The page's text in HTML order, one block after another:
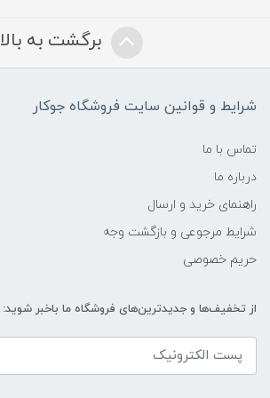
برگشت به بالا
شرایط و قوانین سایت فروشگاه جوکار
تماس با ما
درباره ما
راهنمای خرید و ارسال
شرایط مرجوعی و بازگشت وجه
حریم خصوصی
از تخفیف‌ها و جدیدترین‌های فروشگاه ما باخبر شوید: